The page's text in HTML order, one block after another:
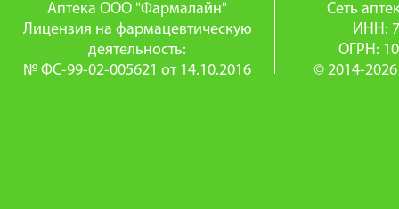
СОСТАВ
Аптека ООО "Фармалайн"
Лицензия на фармацевтическую
деятельность:
№ ФС-99-02-005621 от 14.10.2016
Сеть
ИНН:
ОГРН:
© 2014-